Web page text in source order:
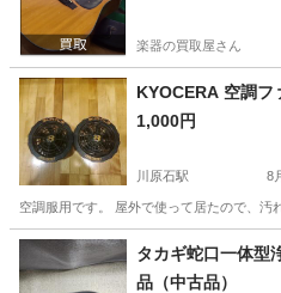
楽器の買取屋さん
KYOCERA 空調フ
1,000円
川原石駅 8
空調服用です。 屋外で使って居たので、
広島 呉市 川原石駅 季節、空
タカギ蛇口一体型
品（中古品）